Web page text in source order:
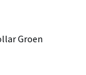
Groen